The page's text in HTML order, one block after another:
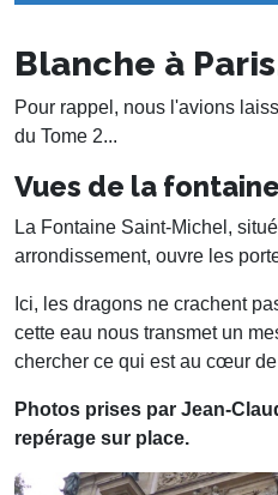
Blanche à
Pour rappel, nous l'avions
du Tome 2...
Vues de la
La Fontaine Saint-Michel,
arrondissement, ouvre les
Ici, les dragons ne crachent
cette eau nous transmet un
chercher ce qui est au cœur
Photos prises par Jean-
repérage sur place.